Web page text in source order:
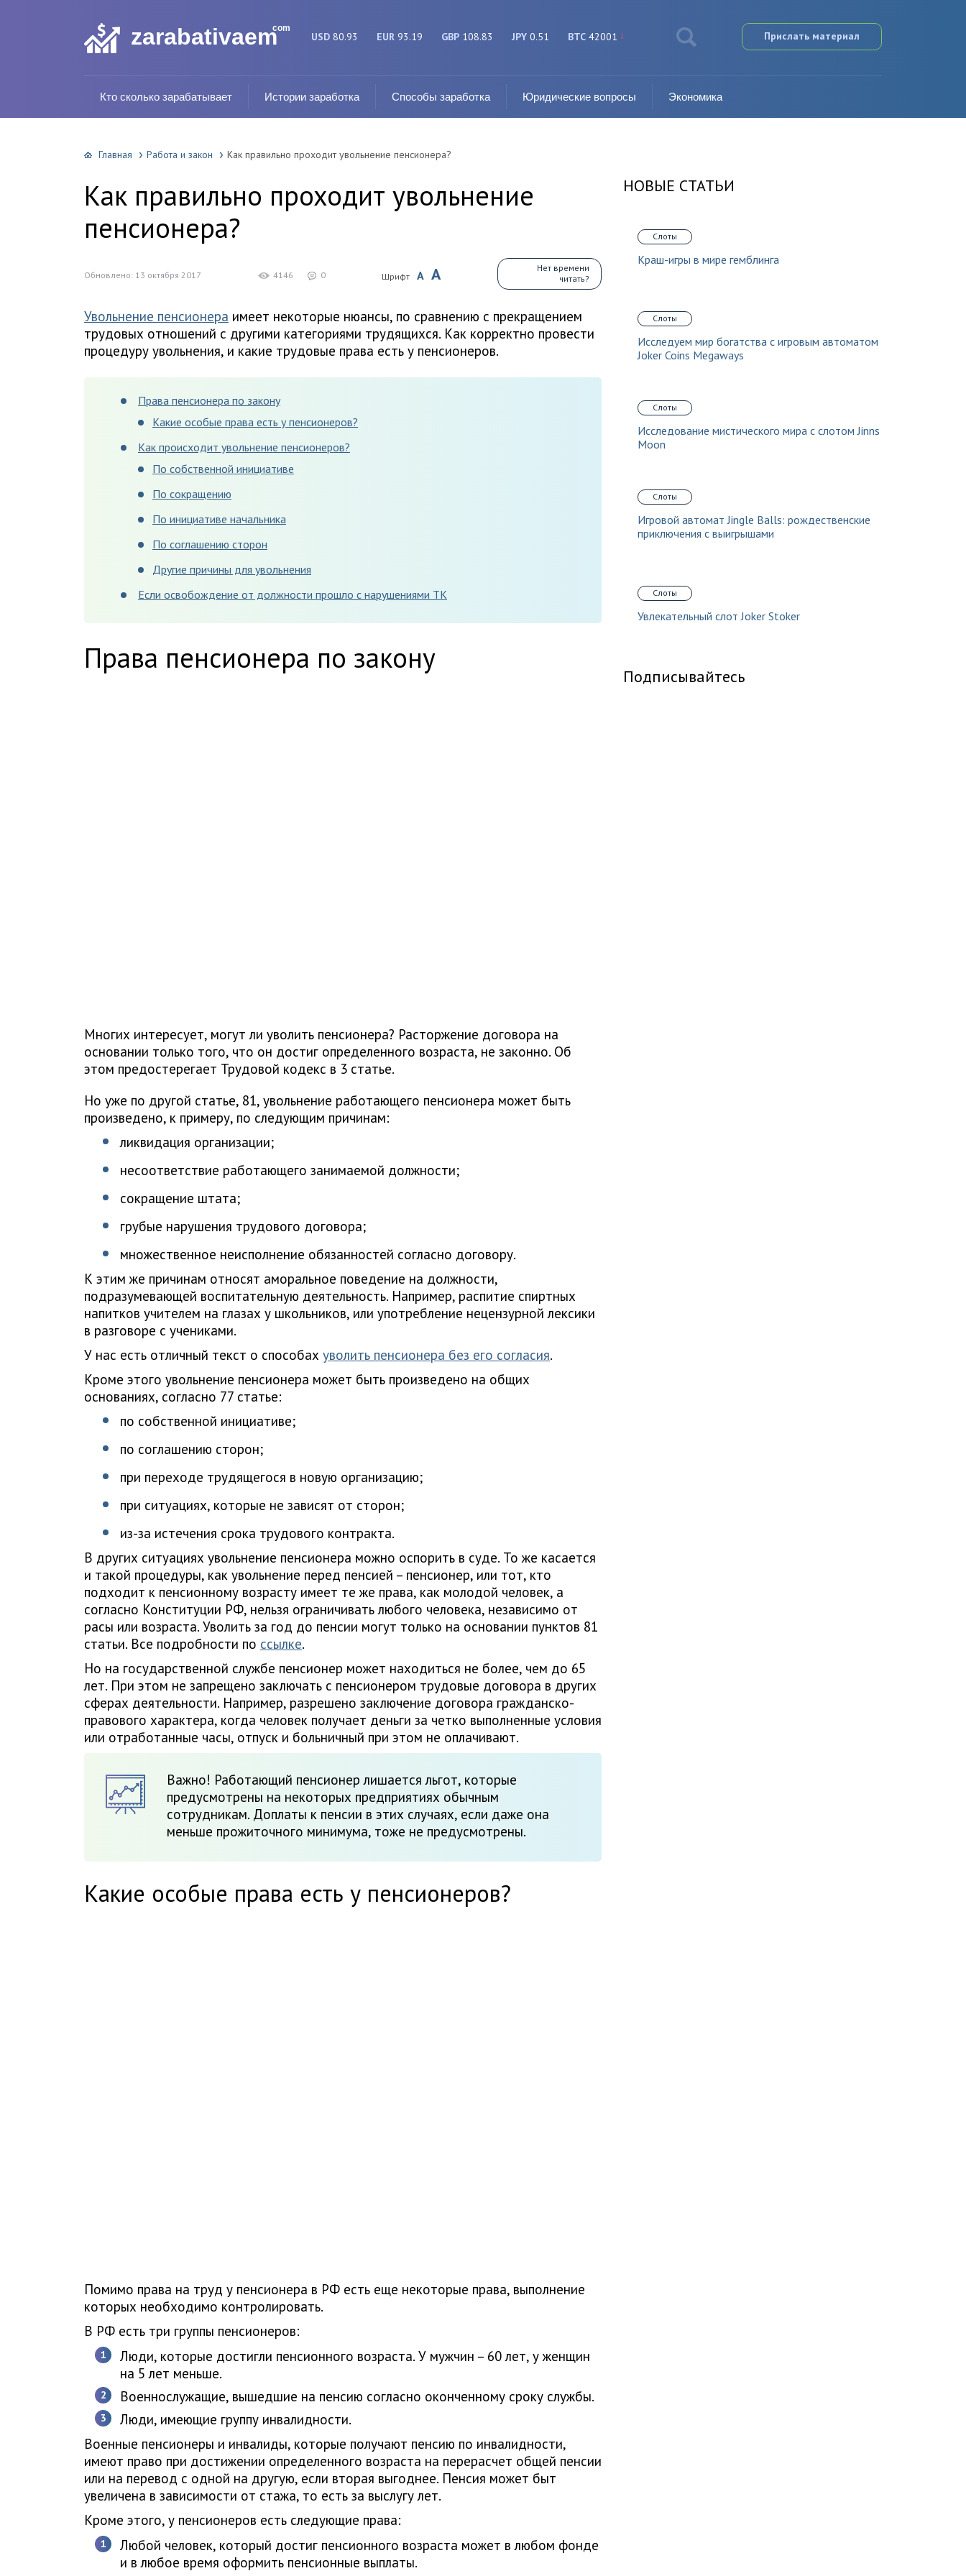
zarabativaemcom
USD 80.93 EUR 93.19 GBP 108.83 JPY 0.51 BTC 42001 Прислать материал
Кто сколько зарабатывает Истории заработка Способы заработка Юридические вопросы Экономика
Главная Работа и закон Как правильно проходит увольнение пенсионера?
Как правильно проходит увольнение
пенсионера?
Обновлено: 13 октября 2017 4146 0 Шрифт A A
Нет времени
читать?
Увольнение пенсионера имеет некоторые нюансы, по сравнению с прекращением
трудовых отношений с другими категориями трудящихся. Как корректно провести
процедуру увольнения, и какие трудовые права есть у пенсионеров.
Права пенсионера по закону
Какие особые права есть у пенсионеров?
Как происходит увольнение пенсионеров?
По собственной инициативе
По сокращению
По инициативе начальника
По соглашению сторон
Другие причины для увольнения
Если освобождение от должности прошло с нарушениями ТК
Права пенсионера по закону
Многих интересует, могут ли уволить пенсионера? Расторжение договора на
основании только того, что он достиг определенного возраста, не законно. Об
этом предостерегает Трудовой кодекс в 3 статье.
Но уже по другой статье, 81, увольнение работающего пенсионера может быть
произведено, к примеру, по следующим причинам:
ликвидация организации;
несоответствие работающего занимаемой должности;
сокращение штата;
грубые нарушения трудового договора;
множественное неисполнение обязанностей согласно договору.
К этим же причинам относят аморальное поведение на должности,
подразумевающей воспитательную деятельность. Например, распитие спиртных
напитков учителем на глазах у школьников, или употребление нецензурной лексики
в разговоре с учениками.
У нас есть отличный текст о способах уволить пенсионера без его согласия.
Кроме этого увольнение пенсионера может быть произведено на общих
основаниях, согласно 77 статье:
по собственной инициативе;
по соглашению сторон;
при переходе трудящегося в новую организацию;
при ситуациях, которые не зависят от сторон;
из-за истечения срока трудового контракта.
В других ситуациях увольнение пенсионера можно оспорить в суде. То же касается
и такой процедуры, как увольнение перед пенсией – пенсионер, или тот, кто
подходит к пенсионному возрасту имеет те же права, как молодой человек, а
согласно Конституции РФ, нельзя ограничивать любого человека, независимо от
расы или возраста. Уволить за год до пенсии могут только на основании пунктов 81
статьи. Все подробности по ссылке.
Но на государственной службе пенсионер может находиться не более, чем до 65
лет. При этом не запрещено заключать с пенсионером трудовые договора в других
сферах деятельности. Например, разрешено заключение договора гражданско-
правового характера, когда человек получает деньги за четко выполненные условия
или отработанные часы, отпуск и больничный при этом не оплачивают.
Важно! Работающий пенсионер лишается льгот, которые
предусмотрены на некоторых предприятиях обычным
сотрудникам. Доплаты к пенсии в этих случаях, если даже она
меньше прожиточного минимума, тоже не предусмотрены.
Какие особые права есть у пенсионеров?
Помимо права на труд у пенсионера в РФ есть еще некоторые права, выполнение
которых необходимо контролировать.
В РФ есть три группы пенсионеров:
Люди, которые достигли пенсионного возраста. У мужчин – 60 лет, у женщин
на 5 лет меньше.
Военнослужащие, вышедшие на пенсию согласно оконченному сроку службы.
Люди, имеющие группу инвалидности.
Военные пенсионеры и инвалиды, которые получают пенсию по инвалидности,
имеют право при достижении определенного возраста на перерасчет общей пенсии
или на перевод с одной на другую, если вторая выгоднее. Пенсия может быт
увеличена в зависимости от стажа, то есть за выслугу лет.
Кроме этого, у пенсионеров есть следующие права:
Любой человек, который достиг пенсионного возраста может в любом фонде
и в любое время оформить пенсионные выплаты.
НОВЫЕ СТАТЬИ
Слоты
Краш-игры в мире гемблинга
Слоты
Исследуем мир богатства с игровым автоматом
Joker Coins Megaways
Слоты
Исследование мистического мира с слотом Jinns
Moon
Слоты
Игровой автомат Jingle Balls: рождественские
приключения с выигрышами
Слоты
Увлекательный слот Joker Stoker
Подписывайтесь